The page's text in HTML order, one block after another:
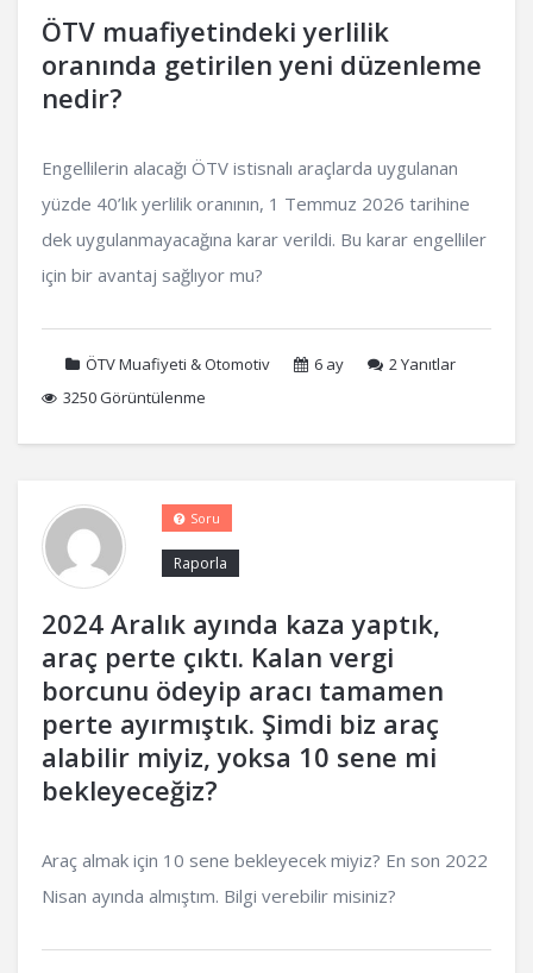
ÖTV muafiyetindeki yerlilik
oranında getirilen yeni düzenleme
nedir?
Engellilerin alacağı ÖTV istisnalı araçlarda uygulanan
yüzde 40’lık yerlilik oranının, 1 Temmuz 2026 tarihine
dek uygulanmayacağına karar verildi. Bu karar engelliler
için bir avantaj sağlıyor mu?
ÖTV Muafiyeti & Otomotiv 6 ay 2Yanıtlar
3250 Görüntülenme
2024 Aralık ayında kaza yaptık,
araç perte çıktı. Kalan vergi
borcunu ödeyip aracı tamamen
perte ayırmıştık. Şimdi biz araç
alabilir miyiz, yoksa 10 sene mi
bekleyeceğiz?
Raporla
Soru
Araç almak için 10 sene bekleyecek miyiz? En son 2022
Nisan ayında almıştım. Bilgi verebilir misiniz?